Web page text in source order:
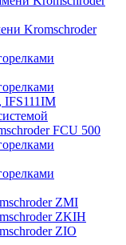
Kromschroder
IFS111IM
FCU 500
ZМI
ZKIH
ZIO